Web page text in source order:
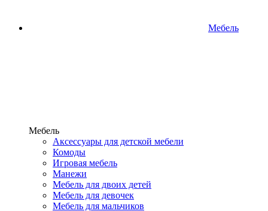
Мебель
Мебель
Аксессуары для детской мебели
Комоды
Игровая мебель
Манежи
Мебель для двоих детей
Мебель для девочек
Мебель для мальчиков